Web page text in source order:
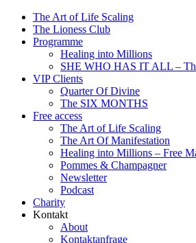
The Art of Life Scaling
The Lioness Club
Programme
Healing into Millions
SHE WHO HAS IT ALL –
VIP Clients
Quarter Of Divine
The SIX MONTHS
Free access
The Art of Life Scaling
The Art Of Manifestation
Healing into Millions – Free
Pommes & Champagner
Newsletter
Podcast
Charity
Kontakt
About
Kontaktanfrage